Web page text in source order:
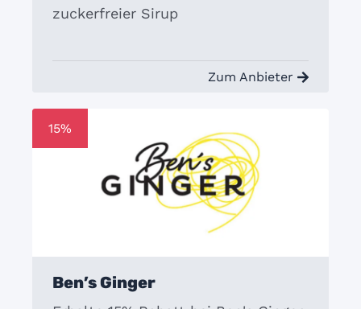
zuckerfreier Sirup
Zum Anbieter
15%
Ben’s Ginger